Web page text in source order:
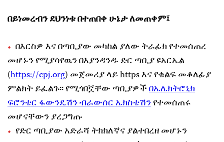
በይነመረብን ደህንነቱ በተጠበቀ ሁኔታ ለመጠቀም፤
በእርስዎ እና በጣቢያው መካከል ያለው ትራፊክ የተመሰጠረ
መሆኑን የሚያሳየዉን በእያንዳንዱ ድር ጣቢያ ዩአርኤል
(https://cpj.org) መጀመሪያ ላይ https እና የቁልፍ መቆለፊያ
ምልክት ይፈልጉ፡፡ የሚጎበኟቸው ጣቢያዎችበኤሌክትሮኒክ
ፍሮንቴር ፋውንዴሽን ብራውሰር ኤክስቴሽንየተመሰጠሩ
መሆናቸውን ያረጋግጡ
የድር ጣቢያው አድራሻ ትክክለኛና ያልተበረዘ መሆኑን